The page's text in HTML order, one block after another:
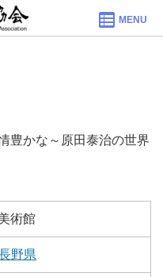
MENU
豊かな～原田泰治の世界
術館
野県